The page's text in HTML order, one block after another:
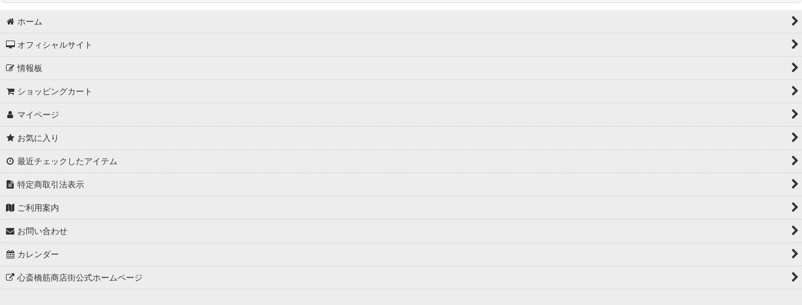
令和・萬年暦 (全商品)
[卓上版] 令和・萬年暦
[携帯版] 令和・萬年暦
ホーム
オフィシャルサイト
情報板
ショッピングカート
マイページ
お気に入り
最近チェックしたアイテム
特定商取引法表示
ご利用案内
お問い合わせ
カレンダー
心斎橋筋商店街公式ホームページ